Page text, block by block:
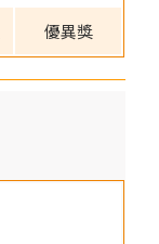
優異獎